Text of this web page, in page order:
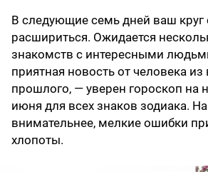
В следующие семь дней ваш
расшириться. Ожидается
знакомств с интересными
приятная новость от человека из
прошлого, — уверен гороскоп на
июня для всех знаков зодиака. На
внимательнее, мелкие ошибки
хлопоты.